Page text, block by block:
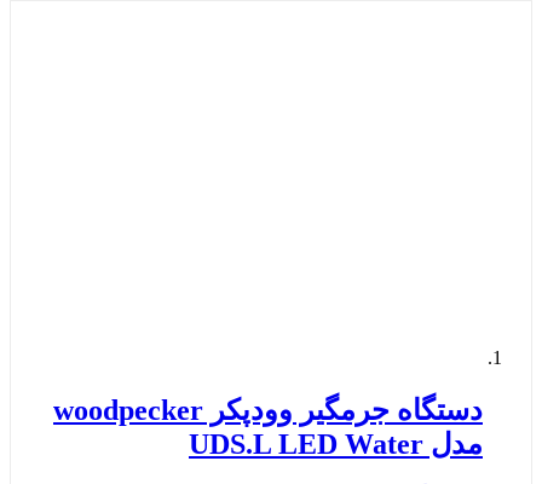
دستگاه جرمگیر وودپکر woodpecker
مدل UDS.L LED Water